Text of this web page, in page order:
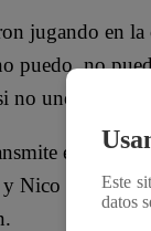
jugando en
puedo, no
uno se pone
el nuevo
Nico Ponce se
Este
datos